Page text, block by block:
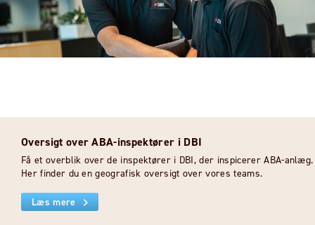
Oversigt over ABA-inspektører i DBI
Få et overblik over de inspektører i DBI, der inspicerer ABA-anlæg.
Her finder du en geografisk oversigt over vores teams.
Læs mere